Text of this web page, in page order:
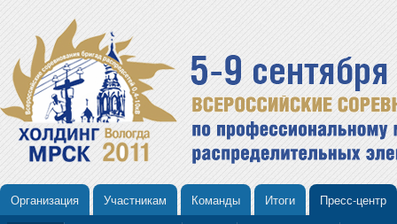
Организация Участникам Команды Итоги Пресс-центр